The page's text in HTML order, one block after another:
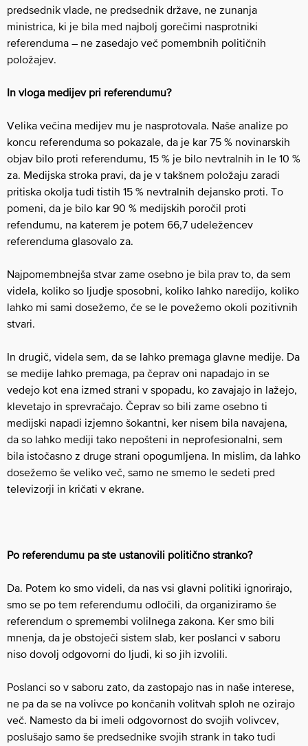
predsednik vlade, ne predsednik države, ne zunanja
ministrica, ki je bila med najbolj gorečimi nasprotniki
referenduma – ne zasedajo več pomembnih političnih
položajev.
In vloga medijev pri referendumu?
Velika večina medijev mu je nasprotovala. Naše analize po
koncu referenduma so pokazale, da je kar 75 % novinarskih
objav bilo proti referendumu, 15 % je bilo nevtralnih in le 10 %
za. Medijska stroka pravi, da je v takšnem položaju zaradi
pritiska okolja tudi tistih 15 % nevtralnih dejansko proti. To
pomeni, da je bilo kar 90 % medijskih poročil proti
refendumu, na katerem je potem 66,7 udeležencev
referenduma glasovalo za.
Najpomembnejša stvar zame osebno je bila prav to, da sem
videla, koliko so ljudje sposobni, koliko lahko naredijo, koliko
lahko mi sami dosežemo, če se le povežemo okoli pozitivnih
stvari.
In drugič, videla sem, da se lahko premaga glavne medije. Da
se medije lahko premaga, pa čeprav oni napadajo in se
vedejo kot ena izmed strani v spopadu, ko zavajajo in lažejo,
klevetajo in sprevračajo. Čeprav so bili zame osebno ti
medijski napadi izjemno šokantni, ker nisem bila navajena,
da so lahko mediji tako nepošteni in neprofesionalni, sem
bila istočasno z druge strani opogumljena. In mislim, da lahko
dosežemo še veliko več, samo ne smemo le sedeti pred
televizorji in kričati v ekrane.
Po referendumu pa ste ustanovili politično stranko?
Da. Potem ko smo videli, da nas vsi glavni politiki ignorirajo,
smo se po tem referendumu odločili, da organiziramo še
referendum o spremembi volilnega zakona. Ker smo bili
mnenja, da je obstoječi sistem slab, ker poslanci v saboru
niso dovolj odgovorni do ljudi, ki so jih izvolili.
Poslanci so v saboru zato, da zastopajo nas in naše interese,
ne pa da se na volivce po končanih volitvah sploh ne ozirajo
več. Namesto da bi imeli odgovornost do svojih volivcev,
poslušajo samo še predsednike svojih strank in tako tudi